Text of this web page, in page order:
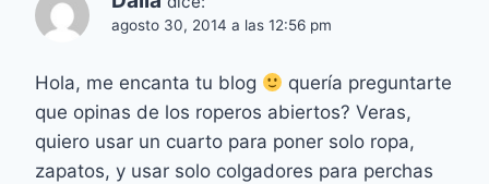
agosto 30, 2014 a las 12:56 pm
Hola, me encanta tu blog
quería preguntarte
que opinas de los roperos abiertos? Veras,
quiero usar un cuarto para poner solo ropa,
zapatos, y usar solo colgadores para perchas